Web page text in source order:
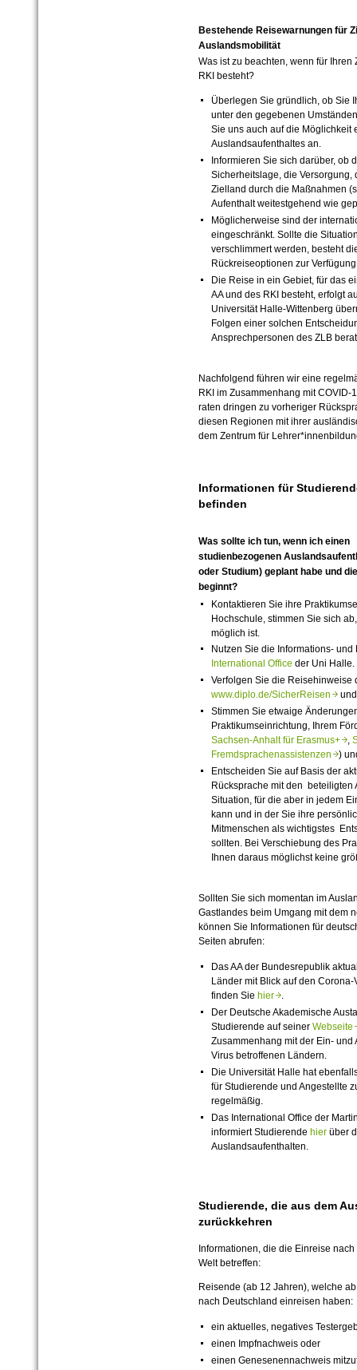
Bestehende Reisewarnungen für
Auslandsmobilität
Was ist zu beachten, wenn für
RKI besteht?
Überlegen Sie gründlich, ob Sie
unter den gegebenen
Sie uns auch auf die Möglichkeit
Auslandsaufenthaltes an.
Informieren Sie sich darüber, ob
Sicherheitslage, die Versorgung,
Zielland durch die Maßnahmen
Aufenthalt weitestgehend wie
Möglicherweise sind der
eingeschränkt. Sollte die
verschlimmert werden, besteht
Rückreiseoptionen zur
Die Reise in ein Gebiet, für das
AA und des RKI besteht, erfolgt
Universität Halle-Wittenberg
Folgen einer solchen
Ansprechpersonen des ZLB
Nachfolgend führen wir eine
RKI im Zusammenhang mit
raten dringen zu vorheriger
diesen Regionen mit ihrer
dem Zentrum für
Informationen für
befinden
Was sollte ich tun, wenn ich einen
studienbezogenen
oder Studium) geplant habe und
beginnt?
Kontaktieren Sie ihre
Hochschule, stimmen Sie sich
möglich ist.
Nutzen Sie die Informations-
International Office der Uni Halle.
Verfolgen Sie die Reisehinweise
www.diplo.de/SicherReisen
Stimmen Sie etwaige
Praktikumseinrichtung, Ihrem
Sachsen-Anhalt für Erasmus+,
Fremdsprachenassistenzen)
Entscheiden Sie auf Basis der
Rücksprache mit den beteiligten
Situation, für die aber in jedem
kann und in der Sie ihre
Mitmenschen als wichtigstes
sollten. Bei Verschiebung des
Ihnen daraus möglichst keine
Sollten Sie sich momentan im
Gastlandes beim Umgang mit dem
können Sie Informationen für
Seiten abrufen:
Das AA der Bundesrepublik
Länder mit Blick auf den
finden Sie hier.
Der Deutsche Akademische
Studierende auf seiner
Zusammenhang mit der Ein- und
Virus betroffenen Ländern.
Die Universität Halle hat
für Studierende und Angestellte
regelmäßig.
Das International Office der
informiert Studierende hierüber
Auslandsaufenthalten.
Studierende, die aus dem
zurückkehren
Informationen, die die Einreise
Welt betreffen:
Reisende (ab 12 Jahren), welche
nach Deutschland einreisen haben:
ein aktuelles, negatives
einen Impfnachweis oder
einen Genesenennachweis